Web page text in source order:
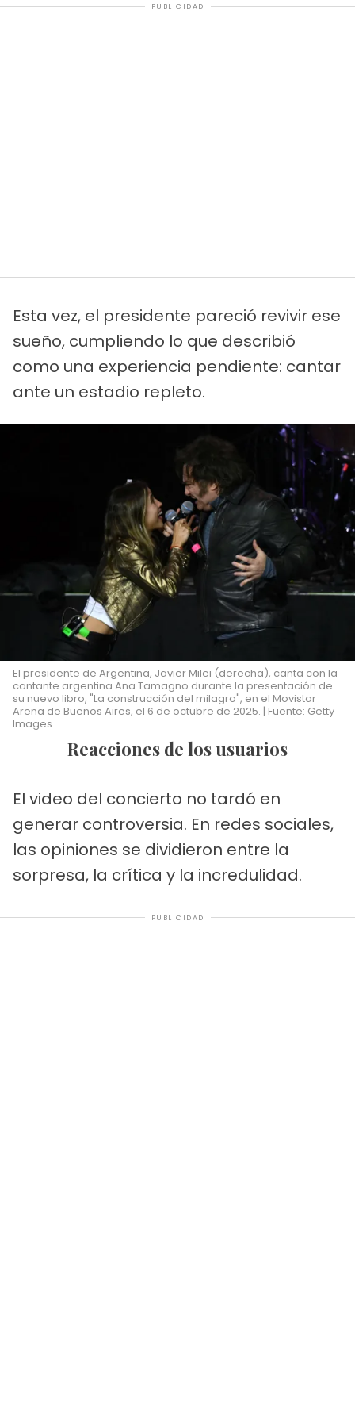
PUBLICIDAD
Esta vez, el presidente pareció revivir ese
sueño, cumpliendo lo que describió
como una experiencia pendiente: cantar
ante un estadio repleto.
El presidente de Argentina, Javier Milei (derecha), canta con la
cantante argentina Ana Tamagno durante la presentación de
su nuevo libro, "La construcción del milagro", en el Movistar
Arena de Buenos Aires, el 6 de octubre de 2025. | Fuente: Getty
Images
Reacciones de los usuarios
El video del concierto no tardó en
generar controversia. En redes sociales,
las opiniones se dividieron entre la
sorpresa, la crítica y la incredulidad.
PUBLICIDAD